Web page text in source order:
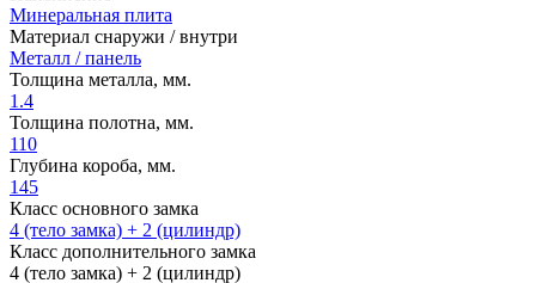
Минеральная плита
Материал снаружи / внутри
Металл / панель
Толщина металла, мм.
1.4
Толщина полотна, мм.
110
Глубина короба, мм.
145
Класс основного замка
4 (тело замка) + 2 (цилиндр)
Класс дополнительного замка
4 (тело замка) + 2 (цилиндр)